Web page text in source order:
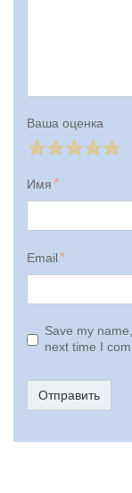
Ваша оценка
Имя
Email
Save my
next time I
Отправить